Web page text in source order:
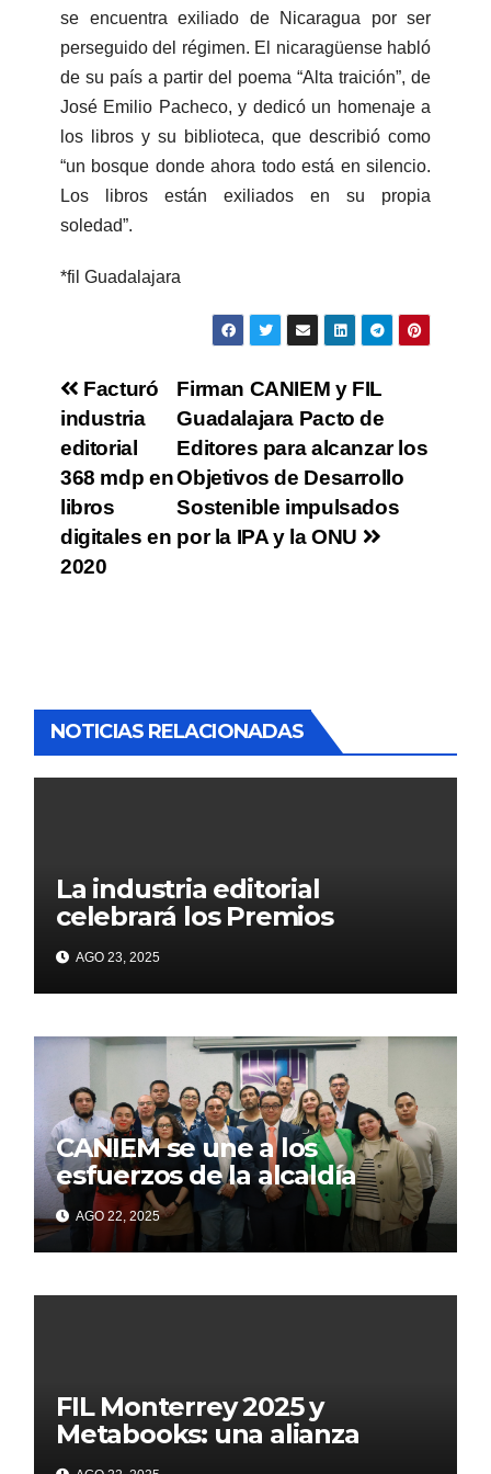
se encuentra exiliado de Nicaragua por ser
perseguido del régimen. El nicaragüense habló
de su país a partir del poema “Alta traición”, de
José Emilio Pacheco, y dedicó un homenaje a
los libros y su biblioteca, que describió como
“un bosque donde ahora todo está en silencio.
Los libros están exiliados en su propia
soledad”.
*fil Guadalajara
Firman CANIEM y FIL
Guadalajara Pacto de
Editores para alcanzar los
Objetivos de Desarrollo
Sostenible impulsados
por la IPA y la ONU
Facturó
industria
editorial
368 mdp en
libros
digitales en
2020
NOTICIAS RELACIONADAS
La industria editorial
celebrará los Premios
CANIEM 2025 el 12 de
noviembre
AGO 23, 2025
CANIEM se une a los
esfuerzos de la alcaldía
Iztapalapa para acercar a
grupos vulnerables a la
lectura
AGO 22, 2025
FIL Monterrey 2025 y
Metabooks: una alianza
estratégica por el futuro del